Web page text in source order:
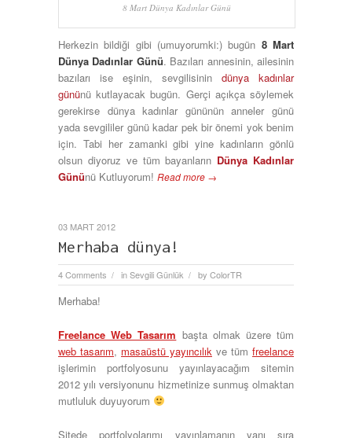
8 Mart Dünya Kadınlar Günü
Herkezin bildiği gibi (umuyorumki:) bugün 8 Mart
Dünya Dadınlar Günü. Bazıları annesinin, ailesinin
bazıları ise eşinin, sevgilisinin dünya kadınlar
gününü kutlayacak bugün. Gerçi açıkça söylemek
gerekirse dünya kadınlar gününün anneler günü
yada sevgililer günü kadar pek bir önemi yok benim
için. Tabi her zamanki gibi yine kadınların gönlü
olsun diyoruz ve tüm bayanların Dünya Kadınlar
Gününü Kutluyorum! Read more →
Merhaba dünya!
4 Comments / inSevgili Günlük / by ColorTR
03 MART 2012
Merhaba!
Freelance Web Tasarım başta olmak üzere tüm
web tasarım, masaüstü yayıncılık ve tüm freelance
işlerimin portfolyosunu yayınlayacağım sitemin
2012 yılı versiyonunu hizmetinize sunmuş olmaktan
mutluluk duyuyorum
Sitede portfolyolarımı yayınlamanın yanı sıra